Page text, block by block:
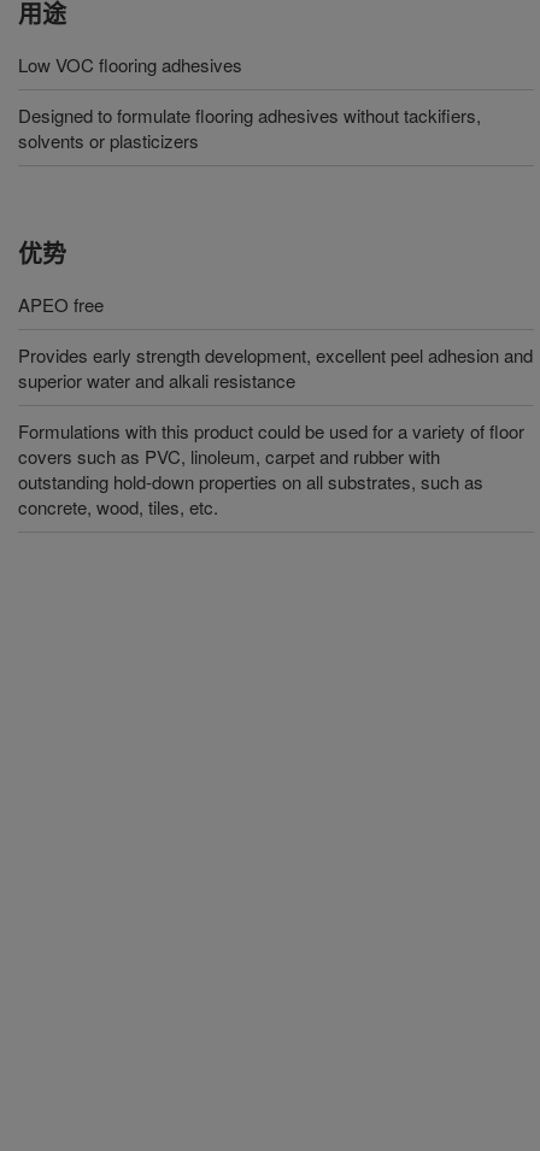
用途
Low VOC flooring adhesives
Designed to formulate flooring adhesives without tackifiers,
solvents or plasticizers
优势
APEO free
Provides early strength development, excellent peel adhesion and
superior water and alkali resistance
Formulations with this product could be used for a variety of floor
covers such as PVC, linoleum, carpet and rubber with
outstanding hold-down properties on all substrates, such as
concrete, wood, tiles, etc.